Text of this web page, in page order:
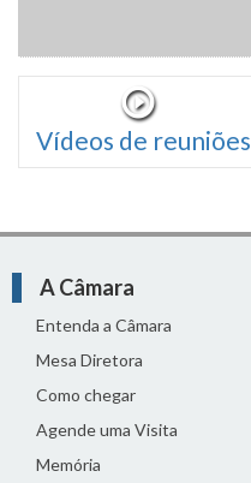
Vídeos de reuniões
A Câmara
Entenda a Câmara
Mesa Diretora
Como chegar
Agende uma Visita
Memória